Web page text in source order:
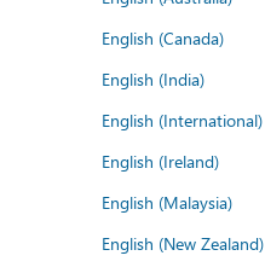
English (Canada)
English (India)
English (International)
English (Ireland)
English (Malaysia)
English (New Zealand)